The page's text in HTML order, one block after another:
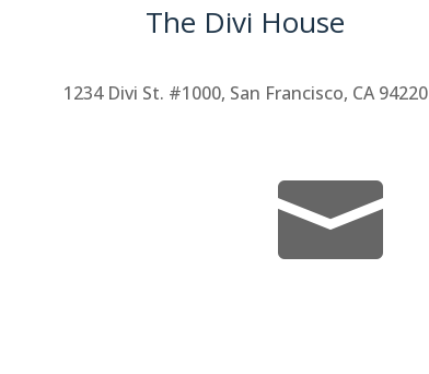
The Divi House
1234 Divi St. #1000, San Francisco, CA 94220
